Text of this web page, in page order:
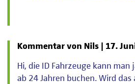
Kommentar von Nils | 17.
Hi, die ID Fahrzeuge kann man
ab 24 Jahren buchen. Wird